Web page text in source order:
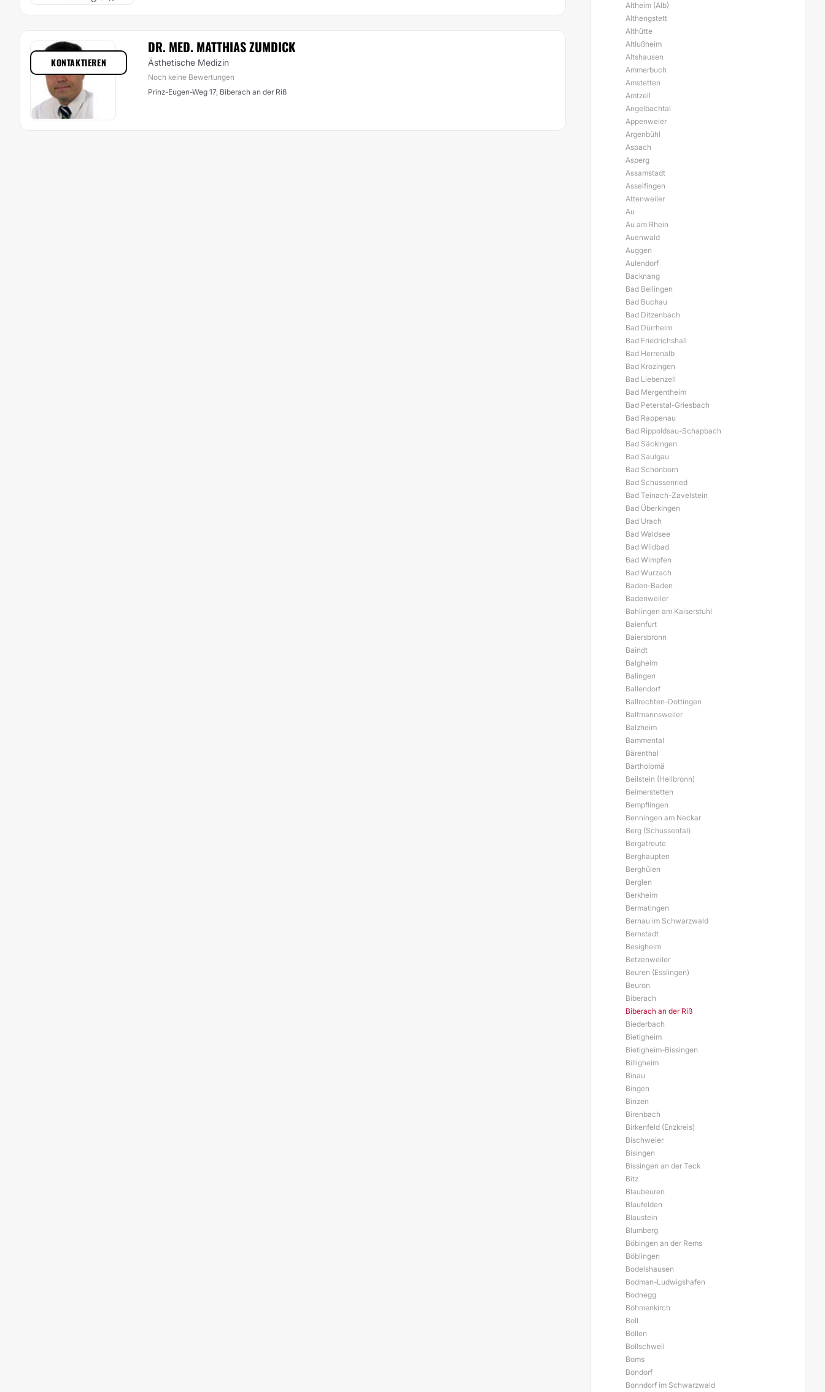
DR. MED. MATTHIAS ZUMDICK
Ästhetische Medizin
Noch keine Bewertungen
Prinz-Eugen-Weg 17, Biberach an der Riß
KONTAKTIEREN
Altheim (Alb)
Althengstett
Althütte
Altlußheim
Altshausen
Ammerbuch
Amstetten
Amtzell
Angelbachtal
Appenweier
Argenbühl
Aspach
Asperg
Assamstadt
Asselfingen
Attenweiler
Au
Au am Rhein
Auenwald
Auggen
Aulendorf
Backnang
Bad Bellingen
Bad Buchau
Bad Ditzenbach
Bad Dürrheim
Bad Friedrichshall
Bad Herrenalb
Bad Krozingen
Bad Liebenzell
Bad Mergentheim
Bad Peterstal-Griesbach
Bad Rappenau
Bad Rippoldsau-Schapbach
Bad Säckingen
Bad Saulgau
Bad Schönborn
Bad Schussenried
Bad Teinach-Zavelstein
Bad Überkingen
Bad Urach
Bad Waldsee
Bad Wildbad
Bad Wimpfen
Bad Wurzach
Baden-Baden
Badenweiler
Bahlingen am Kaiserstuhl
Baienfurt
Baiersbronn
Baindt
Balgheim
Balingen
Ballendorf
Ballrechten-Dottingen
Baltmannsweiler
Balzheim
Bammental
Bärenthal
Bartholomä
Beilstein (Heilbronn)
Beimerstetten
Bempflingen
Benningen am Neckar
Berg (Schussental)
Bergatreute
Berghaupten
Berghülen
Berglen
Berkheim
Bermatingen
Bernau im Schwarzwald
Bernstadt
Besigheim
Betzenweiler
Beuren (Esslingen)
Beuron
Biberach
Biberach an der Riß
Biederbach
Bietigheim
Bietigheim-Bissingen
Billigheim
Binau
Bingen
Binzen
Birenbach
Birkenfeld (Enzkreis)
Bischweier
Bisingen
Bissingen an der Teck
Bitz
Blaubeuren
Blaufelden
Blaustein
Blumberg
Böbingen an der Rems
Böblingen
Bodelshausen
Bodman-Ludwigshafen
Bodnegg
Böhmenkirch
Boll
Böllen
Bollschweil
Boms
Bondorf
Bonndorf im Schwarzwald